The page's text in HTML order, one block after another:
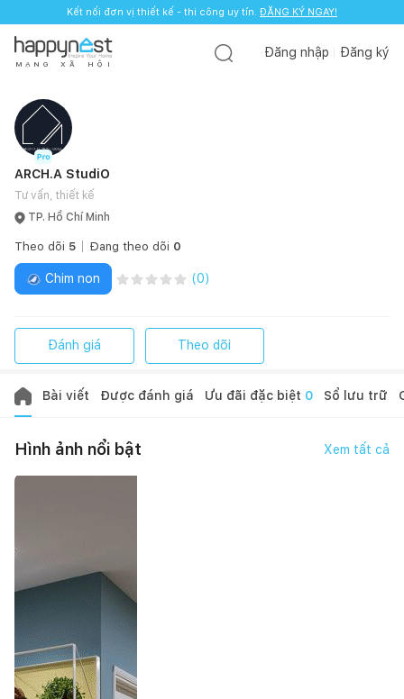
Kết nối đơn vị thiết kế - thi công uy tín. ĐĂNG KÝ NGAY!
M Ạ N G X Ã H Ộ I
Đăng nhập Đăng ký
ARCH.A StudiO
Tư vấn, thiết kế
TP. Hồ Chí Minh
Theo dõi 5 Đang theo dõi 0
Chim non (0)
Đánh giá Theo dõi
Bài viết Được đánh giá Ưu đãi đặc biệt 0 Sổ lưu trữ
Hình ảnh nổi bật Xem tất cả